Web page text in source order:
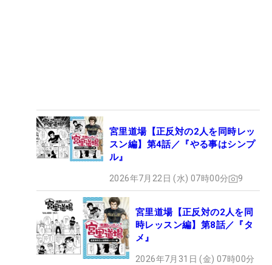
宮里道場【正反対の2人を同時レッ
スン編】第4話／『やる事はシンプ
ル』
2026年7月22日 (水) 07時00分 9
宮里道場【正反対の2人を同
時レッスン編】第8話／『タ
メ』
2026年7月31日 (金) 07時00分